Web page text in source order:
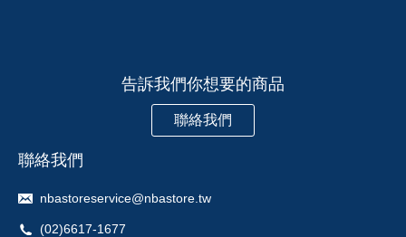
告訴我們你想要的商品
聯絡我們
聯絡我們
nbastoreservice@nbastore.tw
(02)6617-1677